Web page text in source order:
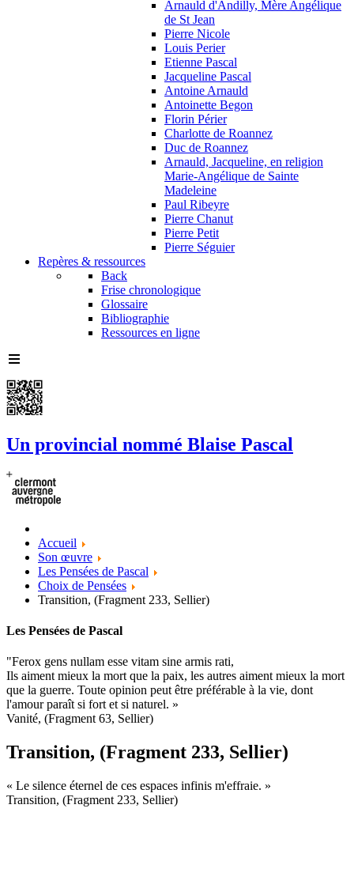
Arnauld d'Andilly, Mère Angélique
de St Jean
Pierre Nicole
Louis Perier
Etienne Pascal
Jacqueline Pascal
Antoine Arnauld
Antoinette Begon
Florin Périer
Charlotte de Roannez
Duc de Roannez
Arnauld, Jacqueline, en religion
Marie-Angélique de Sainte
Madeleine
Paul Ribeyre
Pierre Chanut
Pierre Petit
Pierre Séguier
Repères & ressources
Back
Frise chronologique
Glossaire
Bibliographie
Ressources en ligne
Un provincial nommé Blaise Pascal
Accueil
Son œuvre
Les Pensées de Pascal
Choix de Pensées
Transition, (Fragment 233, Sellier)
Les Pensées de Pascal
"Ferox gens nullam esse vitam sine armis rati,
Ils aiment mieux la mort que la paix, les autres aiment mieux la mort
que la guerre. Toute opinion peut être préférable à la vie, dont
l'amour paraît si fort et si naturel. »
Vanité, (Fragment 63, Sellier)
Transition, (Fragment 233, Sellier)
« Le silence éternel de ces espaces infinis m'effraie. »
Transition, (Fragment 233, Sellier)